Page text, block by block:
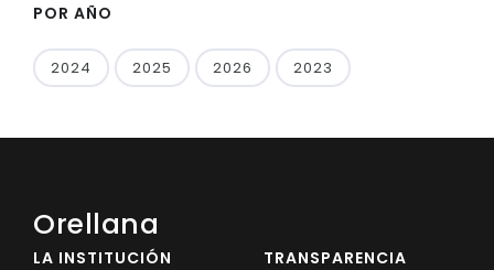
POR AÑO
2024 2025 2026 2023
Orellana
LA INSTITUCIÓN TRANSPARENCIA